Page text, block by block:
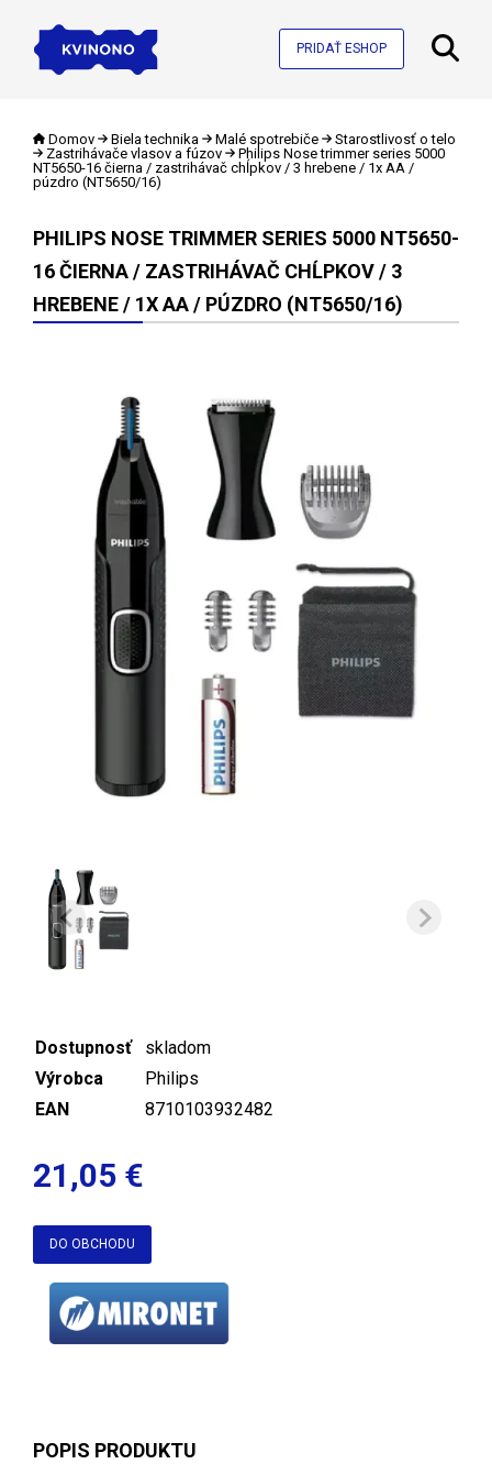
PRIDAŤ ESHOP
Domov Biela technika Malé spotrebiče
Starostlivosť o telo
Zastrihávače vlasov a fúzov
Philips Nose trimmer series 5000
NT5650-16 čierna / zastrihávač chĺpkov / 3 hrebene / 1x AA /
púzdro (NT5650/16)
PHILIPS NOSE TRIMMER SERIES 5000 NT5650-
16 ČIERNA / ZASTRIHÁVAČ CHĹPKOV / 3
HREBENE / 1X AA / PÚZDRO (NT5650/16)
Dostupnosť
skladom
Výrobca
Philips
EAN
8710103932482
21,05 €
DO OBCHODU
POPIS PRODUKTU